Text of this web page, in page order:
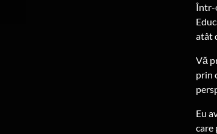
Într-
atât
Vă
prin
Eu
care